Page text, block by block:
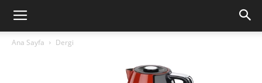
Ana Sayfa Dergi